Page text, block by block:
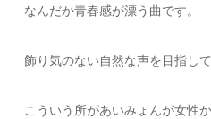
なんだか青春感が漂う曲です。
飾り気のない自然な声を目指して
こういう所があいみょんが女性